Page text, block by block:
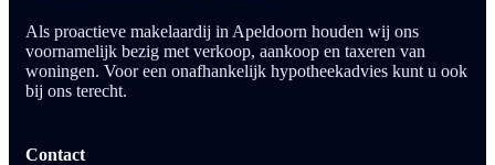
Als proactieve makelaardij in Apeldoorn houden wij ons
voornamelijk bezig met verkoop, aankoop en taxeren van
woningen. Voor een onafhankelijk hypotheekadvies kunt u ook
bij ons terecht.
Contact